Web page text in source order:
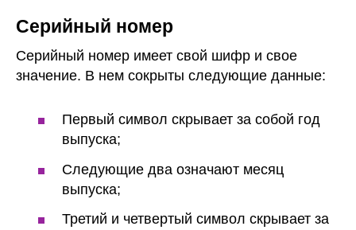
Серийный номер
Серийный номер имеет свой шифр и свое
значение. В нем сокрыты следующие данные:
Первый символ скрывает за собой год
выпуска;
Следующие два означают месяц
выпуска;
Третий и четвертый символ скрывает за